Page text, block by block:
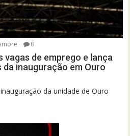
0
vagas de emprego e lança
inauguração em Ouro
da unidade de Ouro